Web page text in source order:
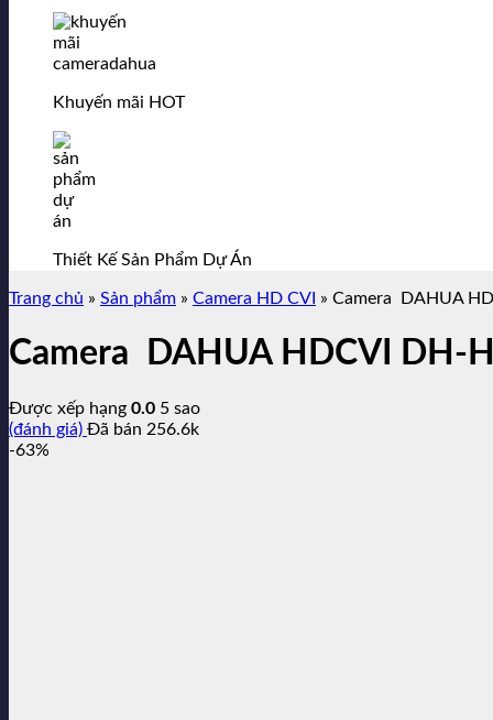
Khuyến mãi HOT
Thiết Kế Sản Phẩm Dự Án
Trang chủ » Sản phẩm » Camera HD CVI » Camera DAHUA
Camera DAHUA HDCVI DH-
Được xếp hạng 0.0 5 sao
(đánh giá) Đã bán 256.6k
-63%